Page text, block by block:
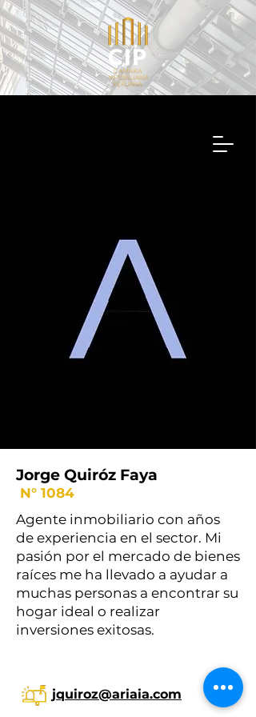
Jorge Quiróz Faya
N° 1084
Agente inmobiliario con años
de experiencia en el sector. Mi
pasión por el mercado de bienes
raíces me ha llevado a ayudar a
muchas personas a encontrar su
hogar ideal o realizar
inversiones exitosas.
jquiroz@ariaia.com